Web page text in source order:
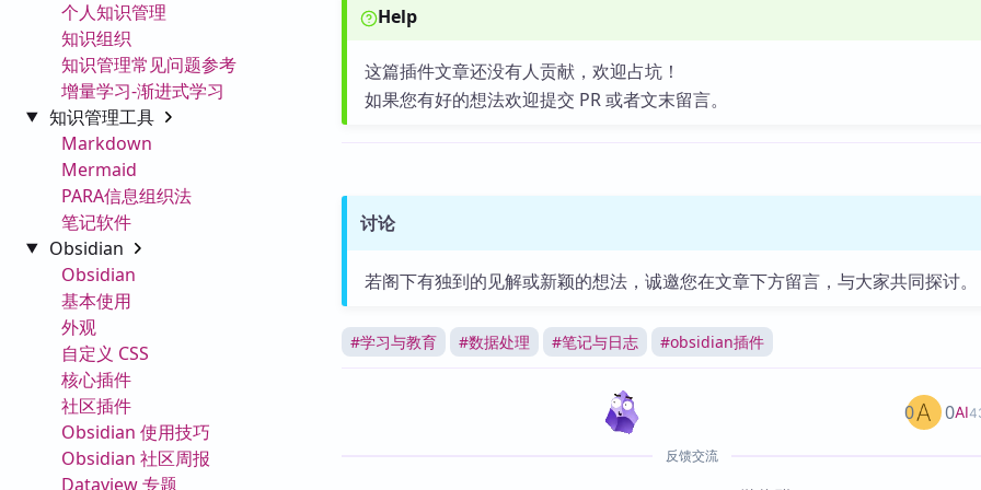
个人知识管理
知识组织
知识管理常见问题参考
增量学习-渐进式学习
知识管理工具
Markdown
Mermaid
PARA信息组织法
笔记软件
Obsidian
Obsidian
基本使用
外观
自定义 CSS
核心插件
社区插件
Obsidian 使用技巧
Obsidian 社区周报
Dataview 专题
Help
这篇插件文章还没有人贡献，欢迎占坑！
如果您有好的想法欢迎提交 PR 或者文末留言。
讨论
若阁下有独到的见解或新颖的想法，诚邀您在文章下方留言，与大家共同探讨。
#学习与教育 #数据处理 #笔记与日志 #obsidian插件
AI
0 0
反馈交流